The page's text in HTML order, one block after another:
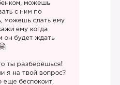
можешь
с ним по
можешь слать ему
ему когда
он будет ждать
ты разберёшься!
я на твой вопрос?
еще беспокоит,